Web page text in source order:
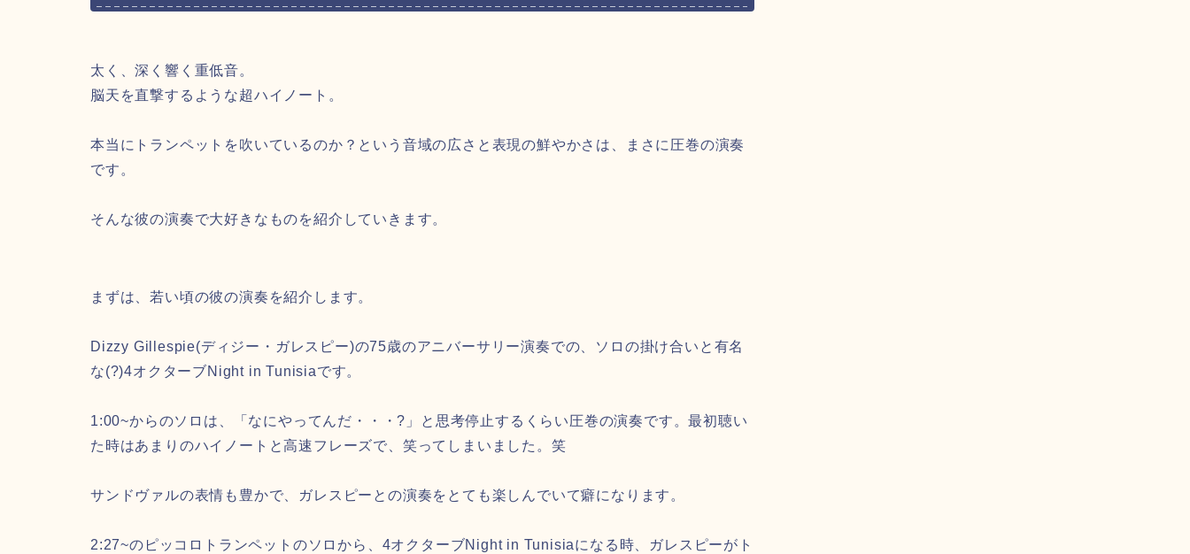
太く、深く響く重低音。
脳天を直撃するような超ハイノート。
本当にトランペットを吹いているのか？という音域の広さと表現の鮮やかさは、まさに圧巻の演奏
です。
そんな彼の演奏で大好きなものを紹介していきます。
まずは、若い頃の彼の演奏を紹介します。
Dizzy Gillespie(ディジー・ガレスピー)の75歳のアニバーサリー演奏での、ソロの掛け合いと有名
な(?)4オクターブNight in Tunisiaです。
1:00~からのソロは、「なにやってんだ・・・?」と思考停止するくらい圧巻の演奏です。最初聴い
た時はあまりのハイノートと高速フレーズで、笑ってしまいました。笑
サンドヴァルの表情も豊かで、ガレスピーとの演奏をとても楽しんでいて癖になります。
2:27~のピッコロトランペットのソロから、4オクターブNight in Tunisiaになる時、ガレスピーがト